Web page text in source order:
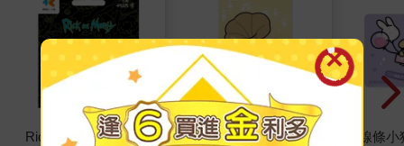
Rick and Morty《太
線條小狗《唱盤演
線條